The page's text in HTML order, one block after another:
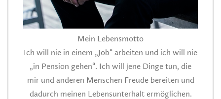
Mein Lebensmotto
Ich will nie in einem „Job“ arbeiten und ich will nie
„in Pension gehen“. Ich will jene Dinge tun, die
mir und anderen Menschen Freude bereiten und
dadurch meinen Lebensunterhalt ermöglichen.